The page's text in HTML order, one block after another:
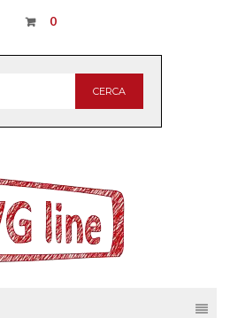
0
CERCA